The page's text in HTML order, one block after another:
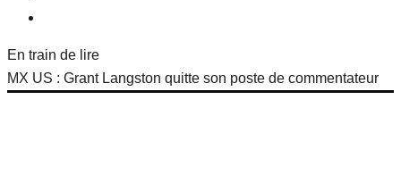
En train de lire
MX US : Grant Langston quitte son poste de commentateur